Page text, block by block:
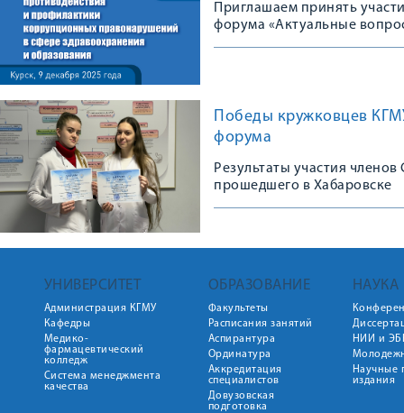
Приглашаем принять
форума «Актуальные
Победы кружковцев
форума
Результаты участия
прошедшего в Хабаровске
УНИВЕРСИТЕТ
Администрация КГМУ
Кафедры
Медико-
фармацевтический
колледж
Система менеджмента
качества
ОБРАЗОВАНИЕ
Факультеты
Расписания занятий
Аспирантура
Ординатура
Аккредитация
специалистов
Довузовская
подготовка
НАУКА
НИИ и
Научные
издания